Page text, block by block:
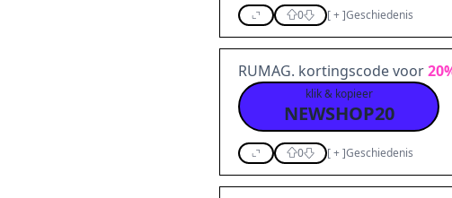
0 [+]Geschiedenis
RUMAG. kortingscode voor
klik & kopieer
NEWSHOP20
0 [+]Geschiedenis